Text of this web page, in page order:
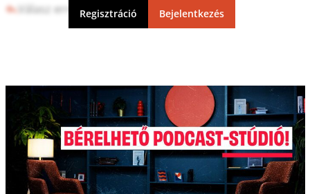
Válasz erre 1 0
Regisztráció Bejelentkezés